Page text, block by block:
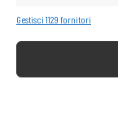
Gestisci 1129 fornitori